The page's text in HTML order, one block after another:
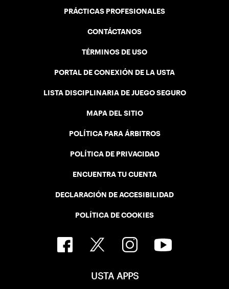
PRÁCTICAS PROFESIONALES
CONTÁCTANOS
TÉRMINOS DE USO
PORTAL DE CONEXIÓN DE LA USTA
LISTA DISCIPLINARIA DE JUEGO SEGURO
MAPA DEL SITIO
POLÍTICA PARA ÁRBITROS
POLÍTICA DE PRIVACIDAD
ENCUENTRA TU CUENTA
DECLARACIÓN DE ACCESIBILIDAD
POLÍTICA DE COOKIES
USTA APPS